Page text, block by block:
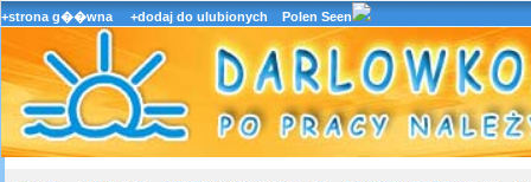
+strona g��wna +dodaj do ulubionych Polen Seen